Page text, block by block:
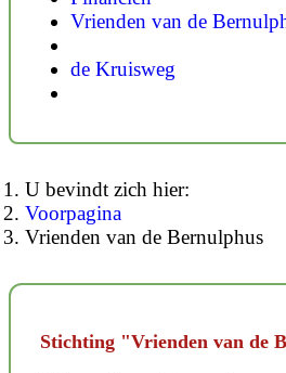
Vrienden van de
de Kruisweg
U bevindt zich hier:
Voorpagina
Vrienden van de Bernulphus
Stichting "Vrienden van de